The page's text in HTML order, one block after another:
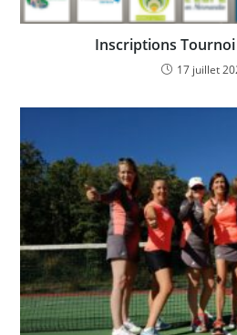
Inscriptions
17 juillet